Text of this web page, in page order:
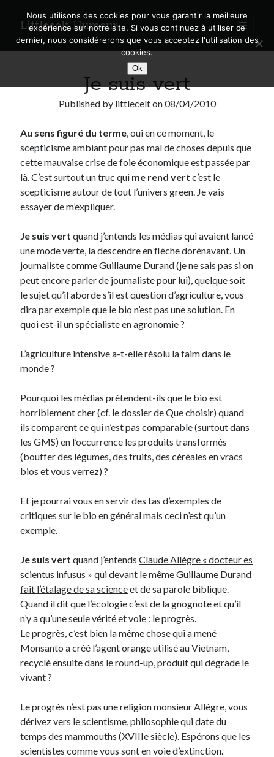
Littlecelt Humeur
open
primary
menu
Sidebar
Derniers articles
Municipales 2026 : Lyon, Métropole et Caluire, mon choix pour l’avenir
Explorez les Chemins Enchantés à Vélo : Aventures Familiales près de
Lyon !
A quand une véritable place pour le vélo à Caluire dans la Métropole de
Comment je vis ma vie sur un vélo
Derniers Commentaires
Entretien ménagerdansT’as vu quoi ? #52
littleceltdansComment j’ai opéré ma vélorution toute personnelle
Anthony dans
personnelle
Commentaires récents
Entretien ménagerdans
T’as vu quoi ? #52
C’était pas mieux avant… à Lyon
Anthony
Comment j’ai opéré ma vélorution toute personnelle
Renaud Ducher
Comment j’ai opéré ma vélorution toute
personnelle
On parle de quoi ?
A Lyon
Bon plan du dimanche
Coup de coeur
Daddy
Engagé
Geek
Humeur
Lectures
Lyon
Lyon à Livre Ouvert
Je suis vert
Published by littlecelton08/04/2010
Au sens figuré du terme, oui en ce moment, le
scepticisme ambiant pour pas mal de choses depuis que
cette mauvaise crise de foie économique est passée par
là. C’est surtout un truc qui me rend vert c’est le
scepticisme autour de tout l’univers green. Je vais
essayer de m’expliquer.
Je suis vert quand j’entends les médias qui avaient lancé
une mode verte, la descendre en flèche dorénavant. Un
journaliste commeGuillaume Durand(je ne sais pas si on
peut encore parler de journaliste pour lui), quelque soit
le sujet qu’il aborde s’il est question d’agriculture, vous
dira par exemple que le bio n’est pas une solution. En
quoi est-il un spécialiste en agronomie ?
L’agriculture intensive a-t-elle résolu la faim dans le
monde ?
Pourquoi les médias prétendent-ils que le bio est
horriblement cher (cf. le dossier de Que choisir) quand
ils comparent ce qui n’est pas comparable (surtout dans
les GMS) en l’occurrence les produits transformés
(bouffer des légumes, des fruits, des céréales en vracs
bios et vous verrez) ?
Et je pourrai vous en servir des tas d’exemples de
critiques sur le bio en général mais ceci n’est qu’un
exemple.
Je suis vert quand j’entendsClaude Allègre « docteur es
scientus infusus » qui devant le même Guillaume Durand
fait l’étalage de sa scienceet de sa parole biblique.
Quand il dit que l’écologie c’est de la gnognote et qu’il
n’y a qu’une seule vérité et voie : le progrès.
Le progrès, c’est bien la même chose qui a mené
Monsanto a créé l’agent orange utilisé au Vietnam,
recyclé ensuite dans le round-up, produit qui dégrade le
vivant ?
Le progrès n’est pas une religion monsieur Allègre, vous
dérivez vers le scientisme, philosophie qui date du
temps des mammouths (XVIIIe siècle). Espérons que les
scientistes comme vous sont en voie d’extinction.
Nous utilisons des cookies pour vous garantir la meilleure
expérience sur notre site. Si vous continuez à utiliser ce
dernier, nous considérerons que vous acceptez l'utilisation des
cookies.
Ok